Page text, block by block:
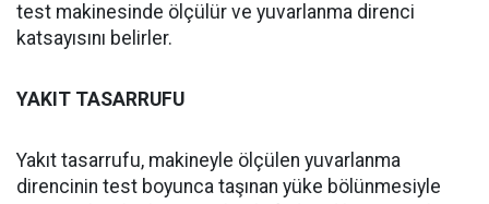
test makinesinde ölçülür ve yuvarlanma direnci
katsayısını belirler.
YAKIT TASARRUFU
Yakıt tasarrufu, makineyle ölçülen yuvarlanma
direncinin test boyunca taşınan yüke bölünmesiyle